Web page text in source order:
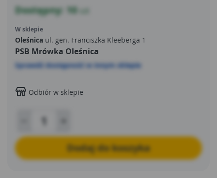
wystarczy na 3 miesiące działania.
Dostępny: 10
W sklepie
Oleśnica ul. gen. Franciszka Kleeberga 1
PSB Mrówka Oleśnica
Sprawdź dostępność w innym sklepie
Odbiór w sklepie
Dodaj do koszyka